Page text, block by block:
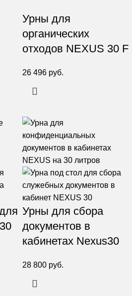
Урны для
органических
отходов NEXUS 30 F
26 496 руб.
Урны для сбора
документов в
кабинетах Nexus30
28 800 руб.